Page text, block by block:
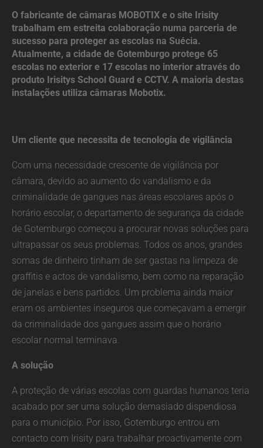
O fabricante de câmaras MOBOTIX e o site Irisity
trabalham em estreita colaboração numa parceria de
sucesso para proteger as escolas na Suécia.
Atualmente, a cidade de Gotemburgo protege 65
escolas no exterior e 17 escolas no interior através do
produto Irisitys School Guard e CCTV. A maioria destas
instalações utiliza câmaras Mobotix.
Um cliente que necessita de tecnologia de vigilância
Com uma necessidade crescente de vigilância por
câmara, devido ao aumento do vandalismo e da
criminalidade de gangues nas áreas escolares após o
horário escolar, o departamento de segurança da cidade
de Gotemburgo começou a procurar novas soluções para
ultrapassar os seus problemas. Todos os anos, grandes
somas de dinheiro tinham de ser gastas na limpeza de
graffitis e actos de vandalismo, bem como na reparação
de janelas e bens partidos. Um problema ainda maior
eram os ambientes inseguros que começavam a emergir
da criminalidade dos gangues assim que o horário
escolar normal terminava.
A solução
A proteção de várias escolas com guardas humanos teria
acabado por ser uma solução demasiado dispendiosa
para o município. Por isso, Gotemburgo entrou em
contacto com Irisity para trabalhar proactivamente com